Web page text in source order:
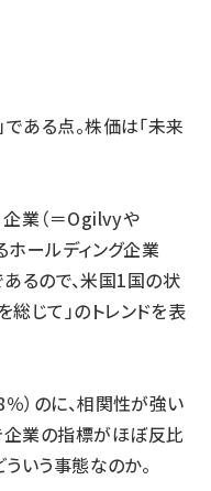
である点。株価は「未来
企業（＝Ogilvyや
ールディング企業
あるので、米国1国の状
総じて」のトレンドを表
）のに、相関性が強い
企業の指標がほぼ反比
いう事態なのか。